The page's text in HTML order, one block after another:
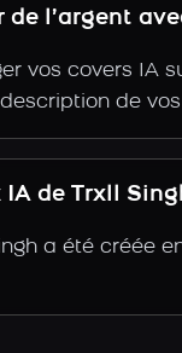
l’argent
vos covers IA
de
de Trxll
a été créée